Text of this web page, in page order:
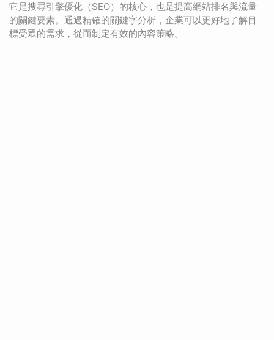
它是搜尋引擎優化（SEO）的核心，也是提高網站排名與流量
的關鍵要素。通過精確的關鍵字分析，企業可以更好地了解目
標受眾的需求，從而制定有效的內容策略。